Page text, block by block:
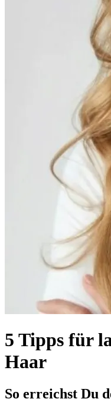
5 Tipps für
Haar
So erreichst Du